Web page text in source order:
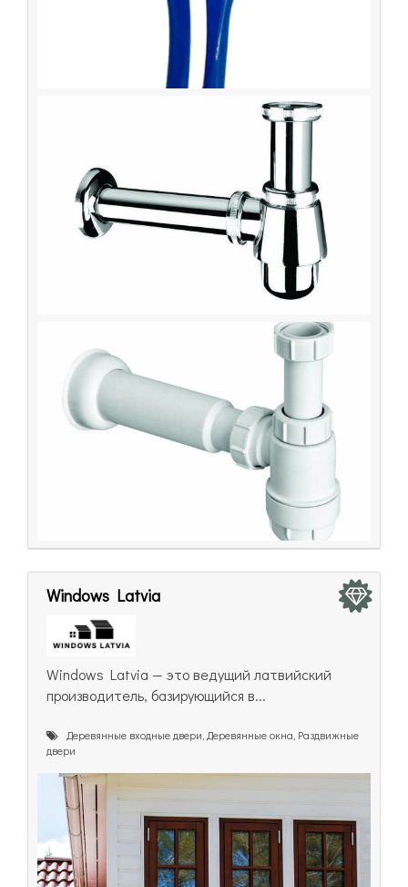
Windows Latvia
Windows Latvia — это ведущий латвийский
производитель, базирующийся в...
Деревянные входные двери, Деревянные окна, Раздвижные
двери